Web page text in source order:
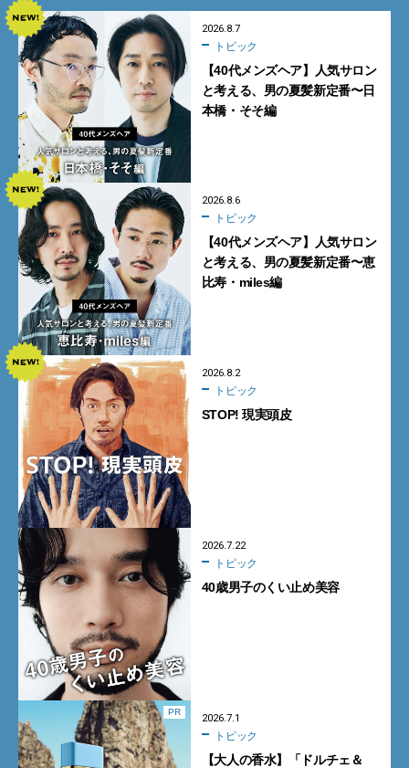
2026.8.7
トピック
【40代メンズヘア】人気サロン
と考える、男の夏髪新定番〜日
本橋・そそ編
2026.8.6
トピック
【40代メンズヘア】人気サロン
と考える、男の夏髪新定番〜恵
比寿・miles編
2026.8.2
トピック
STOP! 現実頭皮
2026.7.22
トピック
40歳男子のくい止め美容
PR
2026.7.1
トピック
【大人の香水】「ドルチェ＆